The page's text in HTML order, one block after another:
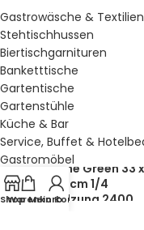
Gastrowäsche & Textilien
Stehtischhussen
Biertischgarnituren
Banketttische
Gartentische
Gartenstühle
Küche & Bar
Service, Buffet &
Gastromöbel
Schulmöbel
Sale %
Shop
Warenkorb
Mein Konto
Prägeservietten
Lime Green 33 x
33 cm 1/4
Falzung 2400